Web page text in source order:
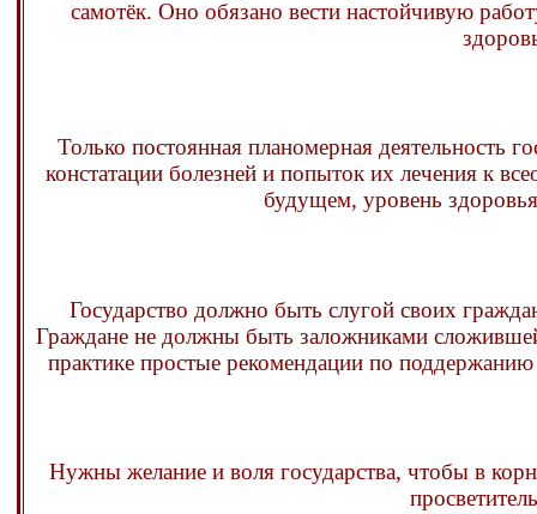
самотёк. Оно обязано вести настойчивую
Только постоянная планомерная деятельность
констатации болезней и попыток их лечения к
будущем, уровень
Государство должно быть слугой своих
Граждане не должны быть заложниками
практике простые рекомендации по
Нужны желание и воля государства, чтобы в